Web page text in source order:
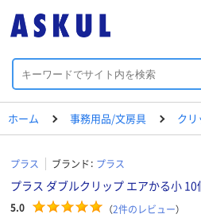
ホーム 事務用品/文房具 クリ
プラス ブランド： プラス
プラス ダブルクリップ エアかる小 10
5.0 （2件のレビュー）